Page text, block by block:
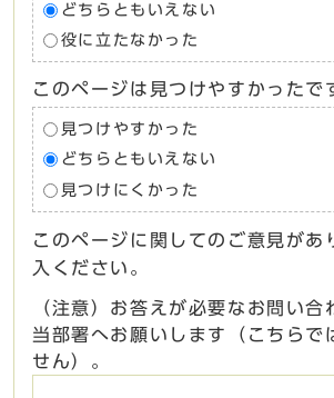
どちらともいえない
役に立たなかった
このページは見つけやすかったで
見つけやすかった
どちらともいえない
見つけにくかった
このページに関してのご意見があ
入ください。
（注意）お答えが必要なお問い合
当部署へお願いします（こちらで
せん）。